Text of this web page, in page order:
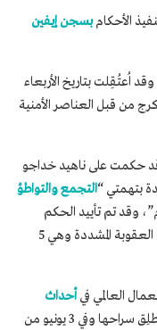
الأحكامبسجن إيفين
اُعتُقِلت بتاريخ الأربعاء
كرج من قبل العناصر الأمنية
في طهران قد حكمت على ناهيد خداجو
التجمع والتواطؤ
وقد تم تأييد الحكم
الصادر في محكمة الاستئناف وإمكان تنفيذ هذه العقوبة المشددة وهي 5
العالمي في أحداث
أمام مجلس الملالي ، وكان قد أُطلِق سراحها وفي 3 يونيو من